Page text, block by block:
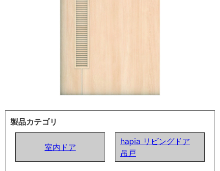
製品カテゴリ
室内ドア
hapia リビングドア
吊戸